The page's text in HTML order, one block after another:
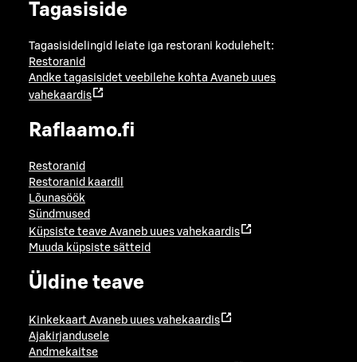
Tagasiside
Tagasisidelingid leiate iga restorani kodulehelt:
Restoranid
Andke tagasisidet veebilehe kohta Avaneb uues
vahekaardis
Raflaamo.fi
Restoranid
Restoranid kaardil
Lõunasöök
Sündmused
Küpsiste teave Avaneb uues vahekaardis
Muuda küpsiste sätteid
Üldine teave
Kinkekaart Avaneb uues vahekaardis
Ajakirjandusele
Andmekaitse